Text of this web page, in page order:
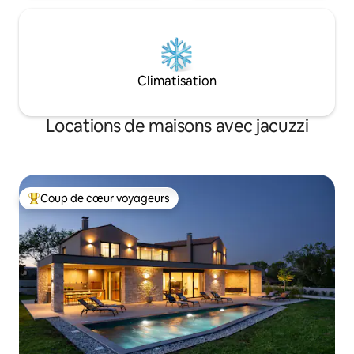
Climatisation
Locations de maisons avec jacuzzi
Coups de cœur voyageurs les plus appréciés
Coup de cœur voyageurs